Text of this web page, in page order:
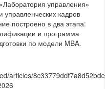
управления»
управленческих кадров
построено в два этапа:
и программа
по модели MBA.